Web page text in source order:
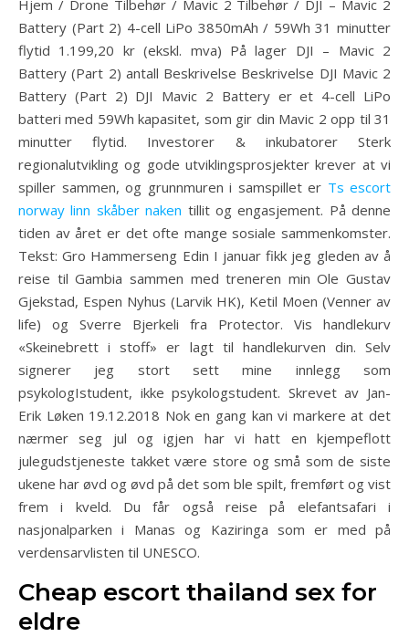
Hjem / Drone Tilbehør / Mavic 2 Tilbehør / DJI – Mavic 2
Battery (Part 2) 4-cell LiPo 3850mAh / 59Wh 31 minutter
flytid 1.199,20 kr (ekskl. mva) På lager DJI – Mavic 2
Battery (Part 2) antall Beskrivelse Beskrivelse DJI Mavic 2
Battery (Part 2) DJI Mavic 2 Battery er et 4-cell LiPo
batteri med 59Wh kapasitet, som gir din Mavic 2 opp til 31
minutter flytid. Investorer & inkubatorer Sterk
regionalutvikling og gode utviklingsprosjekter krever at vi
spiller sammen, og grunnmuren i samspillet er Ts escort
norway linn skåber naken tillit og engasjement. På denne
tiden av året er det ofte mange sosiale sammenkomster.
Tekst: Gro Hammerseng Edin I januar fikk jeg gleden av å
reise til Gambia sammen med treneren min Ole Gustav
Gjekstad, Espen Nyhus (Larvik HK), Ketil Moen (Venner av
life) og Sverre Bjerkeli fra Protector. Vis handlekurv
«Skeinebrett i stoff» er lagt til handlekurven din. Selv
signerer jeg stort sett mine innlegg som
psykologIstudent, ikke psykologstudent. Skrevet av Jan-
Erik Løken 19.12.2018 Nok en gang kan vi markere at det
nærmer seg jul og igjen har vi hatt en kjempeflott
julegudstjeneste takket være store og små som de siste
ukene har øvd og øvd på det som ble spilt, fremført og vist
frem i kveld. Du får også reise på elefantsafari i
nasjonalparken i Manas og Kaziringa som er med på
verdensarvlisten til UNESCO.
Cheap escort thailand sex for
eldre